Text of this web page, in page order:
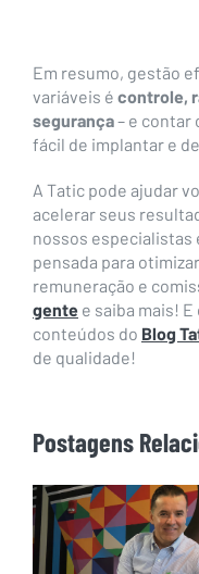
Em resumo, gestão
variáveis é controle,
segurança– e contar
fácil de implantar e
A Tatic pode ajudar
acelerar seus
nossos especialistas
pensada para
remuneração e
gente e saiba mais!
conteúdos do Blog
de qualidade!
Postagens